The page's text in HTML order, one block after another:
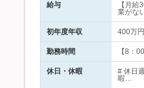
給与
【月
業がな
初年度年収 400万
勤務時間 【8：
休日・休暇
# 休日
暇…